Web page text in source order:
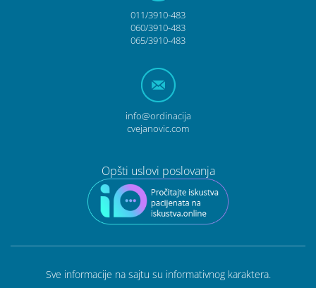
011/3910-483
060/3910-483
065/3910-483
info@ordinacija
cvejanovic.com
Opšti uslovi poslovanja
Sve informacije na sajtu su informativnog karaktera.